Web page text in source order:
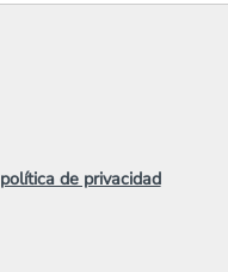
política de privacidad